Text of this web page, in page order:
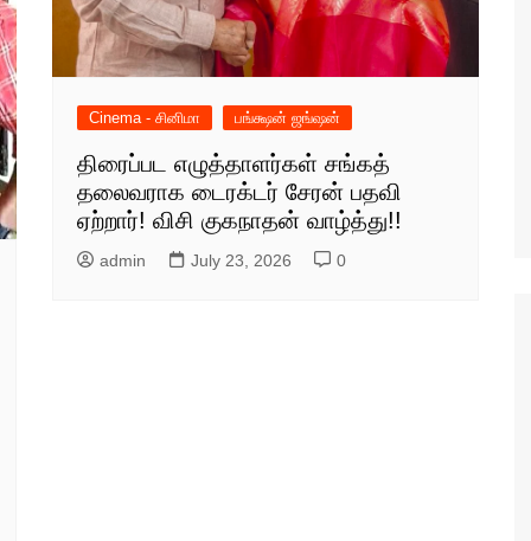
Cinema - சினிமா பங்க்ஷன் ஜங்ஷன்
திரைப்பட எழுத்தாளர்கள் சங்கத்
தலைவராக டைரக்டர் சேரன் பதவி
ஏற்றார்! விசி குகநாதன் வாழ்த்து!!
admin July 23, 2026 0